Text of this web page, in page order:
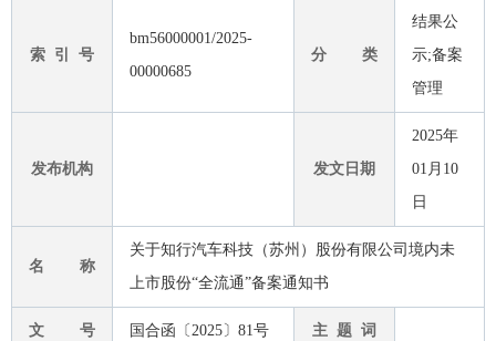
索 引 号
bm56000001/2025-
00000685
分 类
结果公
示;备案
管理
发布机构 发文日期
2025年
01月10
日
名 称
关于知行汽车科技（苏州）股份有限公司境内未
上市股份“全流通”备案通知书
文 号 国合函〔2025〕81号 主 题 词